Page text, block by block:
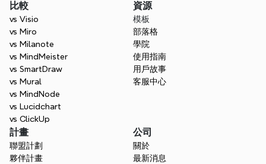
比較
vs Visio
vs Miro
vs Milanote
vs MindMeister
vs SmartDraw
vs Mural
vs MindNode
vs Lucidchart
vs ClickUp
資源
模板
部落格
學院
使用指南
用戶故事
客服中心
計畫
聯盟計劃
夥伴計畫
公司
關於
最新消息